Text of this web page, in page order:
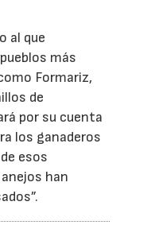
al que
más
Formariz,
de
por su cuenta
los ganaderos
esos
han